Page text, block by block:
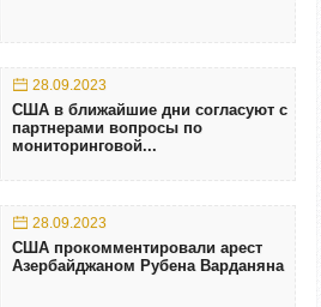
28.09.2023
США в ближайшие дни согласуют с
партнерами вопросы по
мониторинговой...
28.09.2023
США прокомментировали арест
Азербайджаном Рубена Варданяна